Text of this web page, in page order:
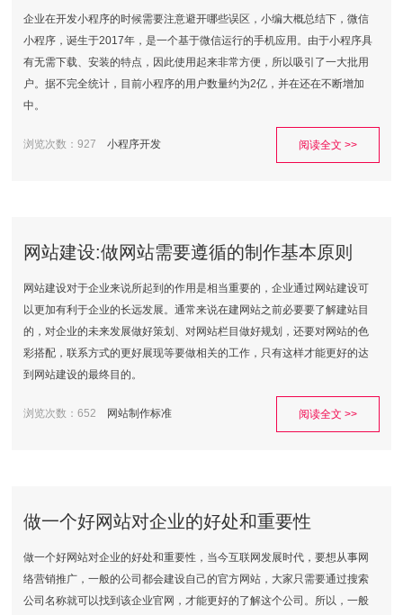
企业在开发小程序的时候需要注意避开哪些误区，小编大概总结下，微信
小程序，诞生于2017年，是一个基于微信运行的手机应用。由于小程序具
有无需下载、安装的特点，因此使用起来非常方便，所以吸引了一大批用
户。据不完全统计，目前小程序的用户数量约为2亿，并在还在不断增加
中。
阅读全文 >>
浏览次数：927小程序开发
网站建设:做网站需要遵循的制作基本原则
网站建设对于企业来说所起到的作用是相当重要的，企业通过网站建设可
以更加有利于企业的长远发展。通常来说在建网站之前必要要了解建站目
的，对企业的未来发展做好策划、对网站栏目做好规划，还要对网站的色
彩搭配，联系方式的更好展现等要做相关的工作，只有这样才能更好的达
到网站建设的最终目的。
阅读全文 >>
浏览次数：652 网站制作标准
做一个好网站对企业的好处和重要性
做一个好网站对企业的好处和重要性，当今互联网发展时代，要想从事网
络营销推广，一般的公司都会建设自己的官方网站，大家只需要通过搜索
公司名称就可以找到该企业官网，才能更好的了解这个公司。所以，一般